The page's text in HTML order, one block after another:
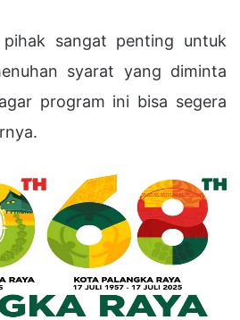
pihak sangat penting untuk
syarat yang diminta
program ini bisa segera